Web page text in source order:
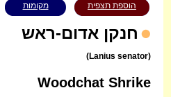
הוספת תצפית מקומות
חנקן אדום-ראש
(Lanius senator)
Woodchat Shrike